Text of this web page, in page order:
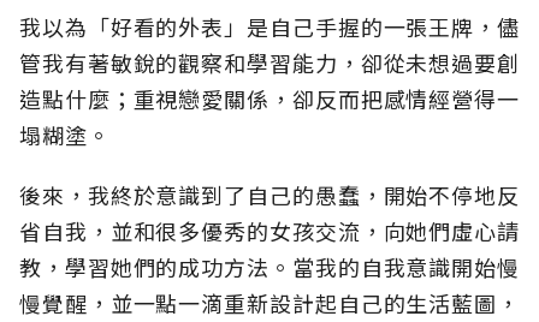
我以為「好看的外表」是自己手握的一張王牌，儘
管我有著敏銳的觀察和學習能力，卻從未想過要創
造點什麼；重視戀愛關係，卻反而把感情經營得一
塌糊塗。
後來，我終於意識到了自己的愚蠢，開始不停地反
省自我，並和很多優秀的女孩交流，向她們虛心請
教，學習她們的成功方法。當我的自我意識開始慢
慢覺醒，並一點一滴重新設計起自己的生活藍圖，